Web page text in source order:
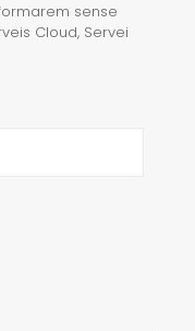
sense
Cloud, Servei